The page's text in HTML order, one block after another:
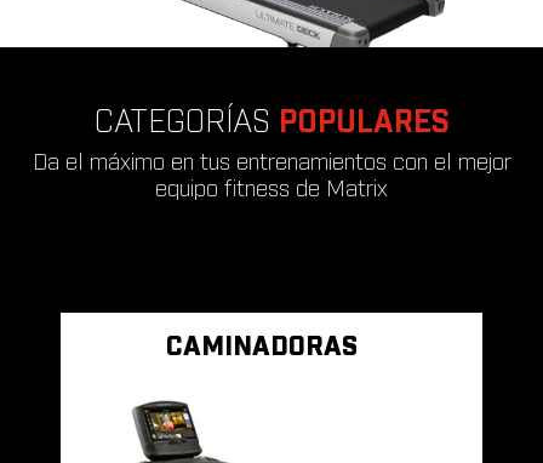
CATEGORÍAS POPULARES
Da el máximo en tus entrenamientos con el mejor
equipo fitness de Matrix
CAMINADORAS